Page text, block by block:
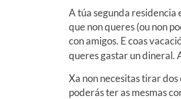
A túa segunda residencia
que non queres (ou non
con amigos. E coas
queres gastar un dineral.
Xa non necesitas tirar
poderás ter as mesmas